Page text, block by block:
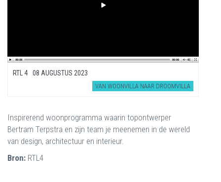
RTL 4 08 AUGUSTUS 2023
VAN WOONVILLA NAAR DROOMVILLA
Inspirerend woonprogramma waarin topontwerper
Bertram Terpstra en zijn team je meenemen in de wereld
van design, architectuur en interieur.
Bron: RTL4